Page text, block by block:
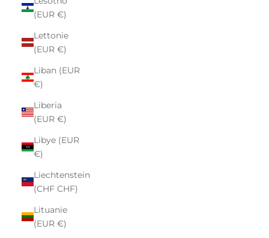
(EUR €)
Lettonie
(EUR €)
Liban (EUR
€)
Liberia
(EUR €)
Libye (EUR
€)
Liechtenstein
(CHF CHF)
Lituanie
(EUR €)